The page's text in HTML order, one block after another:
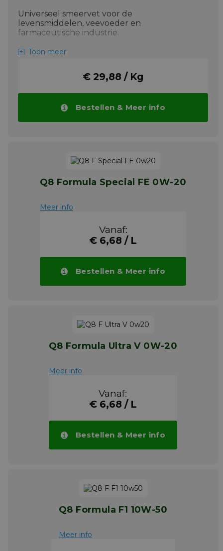
Universeel smeervet voor de
levensmiddelen, veevoeder en
farmaceutische industrie.
Specificaties
Meer info
Toon meer
€ 29,88 / Kg
Bestellen & Meer info
Q8 Formula Special FE 0W-20
Meer info
Vanaf:
€ 6,68 / L
Bestellen & Meer info
Q8 Formula Ultra V 0W-20
Meer info
Vanaf:
€ 6,68 / L
Bestellen & Meer info
Q8 Formula F1 10W-50
Meer info